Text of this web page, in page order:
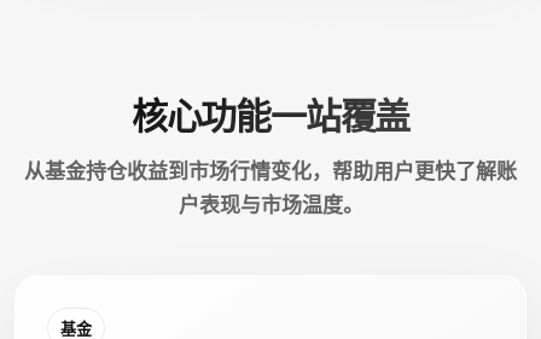
核心功能一站覆盖
从基金持仓收益到市场行情变化，帮助用户更快了解账
户表现与市场温度。
基金